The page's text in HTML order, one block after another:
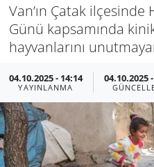
Van’ın Çatak ilçesinde
Günü kapsamında
hayvanlarını
04.10.2025 - 14:14
YAYINLANMA
04.10.2025